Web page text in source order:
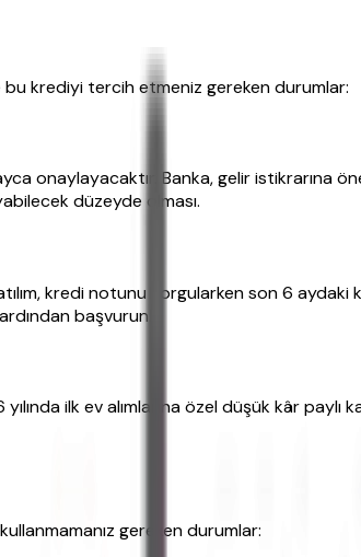
bu krediyi tercih etmeniz gereken durumlar:
onaylayacaktır. Banka, gelir istikrarına
düzeyde olması.
kredi notunu sorgularken son 6 aydaki
başvurun.
ilk ev alımlarına özel düşük kâr paylı
gereken durumlar: